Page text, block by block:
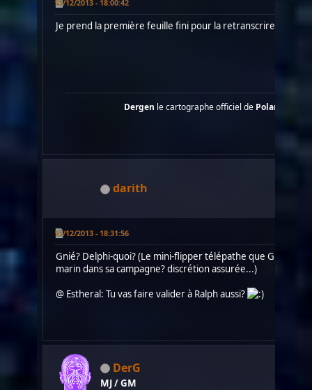
13/12/2013 - 18:00:42
Je prend la première feuille fini pour la retranscrire dans
Dergen le cartographe officiel de Polaris
darith
13/12/2013 - 18:31:56
Gnié? Delphi-quoi? (Le mini-flipper télépathe que
marin dans sa campagne? discrétion assurée...)
@ Estheral: Tu vas faire valider à Ralph aussi?
DerG
MJ / GM